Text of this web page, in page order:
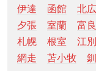
伊達 函館 北
夕張
室蘭 富
札幌
根室 江別
網走
苫小牧